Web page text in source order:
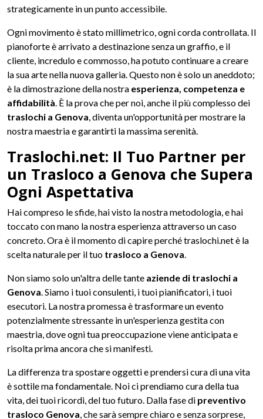
strategicamente in un punto accessibile.
Ogni movimento è stato millimetrico, ogni corda controllata. Il
pianoforte è arrivato a destinazione senza un graffio, e il
cliente, incredulo e commosso, ha potuto continuare a creare
la sua arte nella nuova galleria. Questo non è solo un aneddoto;
è la dimostrazione della nostra esperienza, competenza e
affidabilità. È la prova che per noi, anche il più complesso dei
traslochi a Genova, diventa un'opportunità per mostrare la
nostra maestria e garantirti la massima serenità.
Traslochi.net: Il Tuo Partner per
un Trasloco a Genova che Supera
Ogni Aspettativa
Hai compreso le sfide, hai visto la nostra metodologia, e hai
toccato con mano la nostra esperienza attraverso un caso
concreto. Ora è il momento di capire perché traslochi.net è la
scelta naturale per il tuo trasloco a Genova.
Non siamo solo un'altra delle tante aziende di traslochi a
Genova. Siamo i tuoi consulenti, i tuoi pianificatori, i tuoi
esecutori. La nostra promessa è trasformare un evento
potenzialmente stressante in un'esperienza gestita con
maestria, dove ogni tua preoccupazione viene anticipata e
risolta prima ancora che si manifesti.
La differenza tra spostare oggetti e prendersi cura di una vita
è sottile ma fondamentale. Noi ci prendiamo cura della tua
vita, dei tuoi ricordi, del tuo futuro. Dalla fase di preventivo
trasloco Genova, che sarà sempre chiaro e senza sorprese,